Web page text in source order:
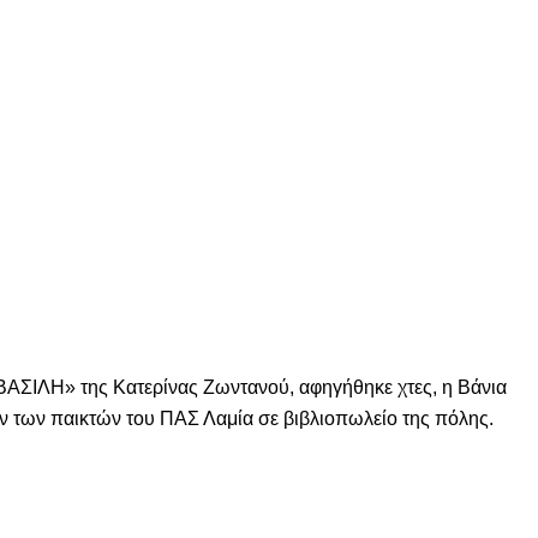
της Κατερίνας Ζωντανού, αφηγήθηκε χτες, η Βάνια
των παικτών του ΠΑΣ Λαμία σε βιβλιοπωλείο της πόλης.